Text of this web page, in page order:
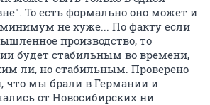
То есть формально оно может и
минимум не хуже... По факту если
производство, то
будет стабильным во времени,
ли, но стабильным. Проверено
что мы брали в Германии и
от Новосибирских ни